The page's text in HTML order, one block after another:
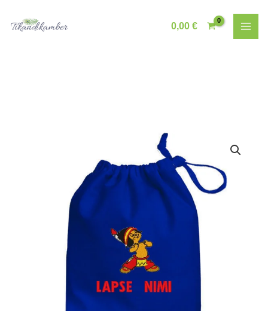
0,00€